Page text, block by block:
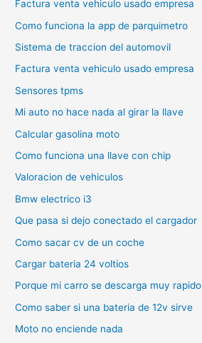
Factura venta vehiculo usado empresa
Como funciona la app de parquimetro
Sistema de traccion del automovil
Factura venta vehiculo usado empresa
Sensores tpms
Mi auto no hace nada al girar la llave
Calcular gasolina moto
Como funciona una llave con chip
Valoracion de vehiculos
Bmw electrico i3
Que pasa si dejo conectado el cargador
Como sacar cv de un coche
Cargar bateria 24 voltios
Porque mi carro se descarga muy rapido
Como saber si una bateria de 12v sirve
Moto no enciende nada